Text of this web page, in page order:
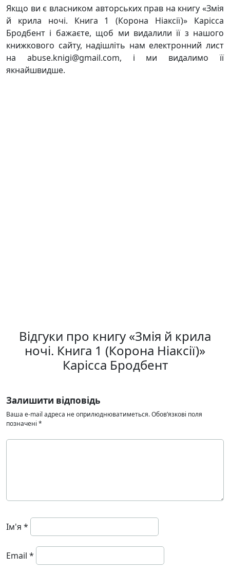
Якщо ви є власником авторських прав на книгу «Змія
й крила ночі. Книга 1 (Корона Ніаксії)» Карісса
Бродбент і бажаєте, щоб ми видалили її з нашого
книжкового сайту, надішліть нам електронний лист
на abuse.knigi@gmail.com, і ми видалимо її
якнайшвидше.
Відгуки про книгу «Змія й крила
ночі. Книга 1 (Корона Ніаксії)»
Карісса Бродбент
Залишити відповідь
Ваша e-mail адреса не оприлюднюватиметься.Обов’язкові поля
позначені *
Ім'я *
Email *